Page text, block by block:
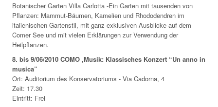
Botanischer Garten Villa Carlotta -Ein Garten mit tausenden von
Pflanzen: Mammut-Bäumen, Kamelien und Rhododendren im
italienischen Gartenstil, mit ganz exklusiven Ausblicke auf dem
Comer See und mit vielen Erklärungen zur Verwendung der
Heilpflanzen.
8. bis 9/06/2010 COMO ,Musik: Klassisches Konzert “Un anno in
musica”
Ort: Auditorium des Konservatoriums - Via Cadorna, 4
Zeit: 17.30
Eintritt: Frei